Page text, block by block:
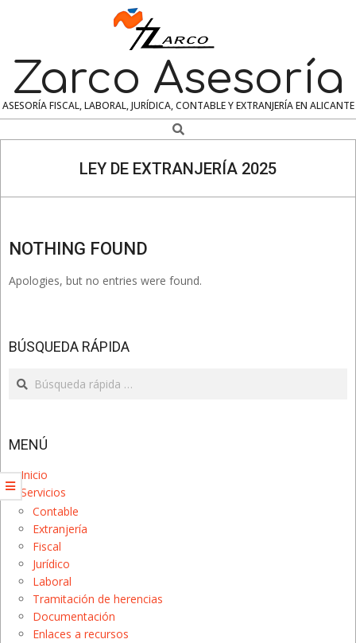
Zarco Asesoría
ASESORÍA FISCAL, LABORAL, JURÍDICA, CONTABLE Y EXTRANJERÍA EN ALICANTE
Search
LEY DE EXTRANJERÍA 2025
NOTHING FOUND
Apologies, but no entries were found.
BÚSQUEDA RÁPIDA
Search
MENÚ
Inicio
Servicios
Contable
Extranjería
Fiscal
Jurídico
Laboral
Tramitación de herencias
Documentación
Enlaces a recursos